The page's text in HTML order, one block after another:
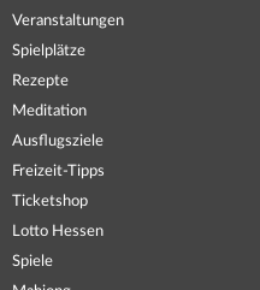
Veranstaltungen
Spielplätze
Rezepte
Meditation
Ausflugsziele
Freizeit-Tipps
Ticketshop
Lotto Hessen
Spiele